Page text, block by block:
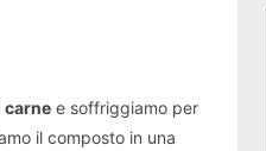
carne e soffriggiamo per
il composto in una